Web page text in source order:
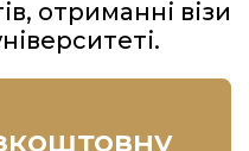
отриманні візи